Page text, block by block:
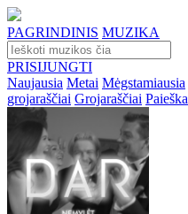
PAGRINDINIS MUZIKA
PRISIJUNGTI
Naujausia Metai Mėgstamiausia
grojaraščiai Grojaraščiai Paieška